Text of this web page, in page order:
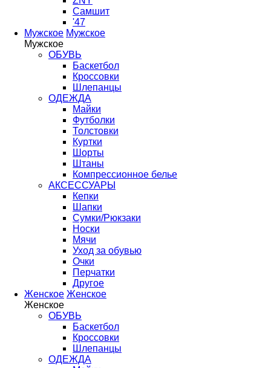
Самшит
'47
Мужское Мужское
Мужское
ОБУВЬ
Баскетбол
Кроссовки
Шлепанцы
ОДЕЖДА
Майки
Футболки
Толстовки
Куртки
Шорты
Штаны
Компрессионное белье
АКСЕССУАРЫ
Кепки
Шапки
Сумки/Рюкзаки
Носки
Мячи
Уход за обувью
Очки
Перчатки
Другое
Женское Женское
Женское
ОБУВЬ
Баскетбол
Кроссовки
Шлепанцы
ОДЕЖДА